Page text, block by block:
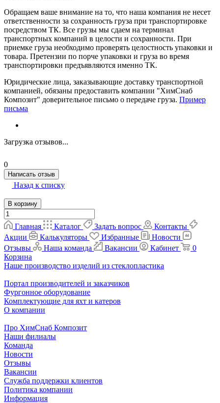
Обращаем ваше внимание на то, что наша компания не несет
ответственности за сохранность груза при транспортировке
посредством ТК. Все грузы мы сдаем на терминал
транспортных компаний в целости и сохранности. При
приемке груза необходимо проверять целостность упаковки и
товара. Претензии по порче упаковки и груза во время
транспортировки предъявляются именно ТК.
Юридические лица, заказывающие доставку транспортной
компанией, обязаны предоставить компании "ХимСнаб
Композит" доверительное письмо о передаче груза. Пример
письма
Загрузка отзывов...
0
Написать отзыв
Назад к списку
В корзину
Главная Каталог Задать вопрос
Контакты
Акции
Калькуляторы Избранные
Новости
Отзывы
Наша команда Вакансии Кабинет
0
Корзина
Наше производство изделий из стеклопластика
Портал производителей и заказчиков
Фургонное оборудование
Комплектующие для яхт и катеров
О компании
Про ХимСнаб Композит
Наши филиалы
Команда
Новости
Отзывы
Вакансии
Служба поддержки клиентов
Политика компании
Информация